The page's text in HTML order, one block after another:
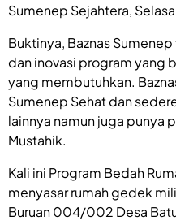
Sumenep Sejahtera,
Buktinya, Baznas
dan inovasi program yang
yang membutuhkan.
Sumenep Sehat dan
lainnya namun juga punya
Mustahik.
Kali ini Program Bedah
menyasar rumah gedek
Buruan 004/002 Desa